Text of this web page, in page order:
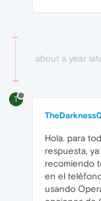
about a year
T
Hola. para
respuesta,
recomiendo
en el
usando